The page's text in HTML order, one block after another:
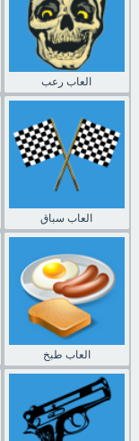
العاب رعب
العاب سباق
العاب طبخ